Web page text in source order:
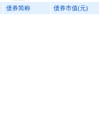
债券简称 债券市值(元)